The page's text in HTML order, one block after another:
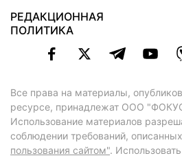
РЕДАКЦИОННАЯ
ПОЛИТИКА
Все права на материалы,
ресурсе, принадлежат ООО
Использование материалов
соблюдении требований,
пользования сайтом".